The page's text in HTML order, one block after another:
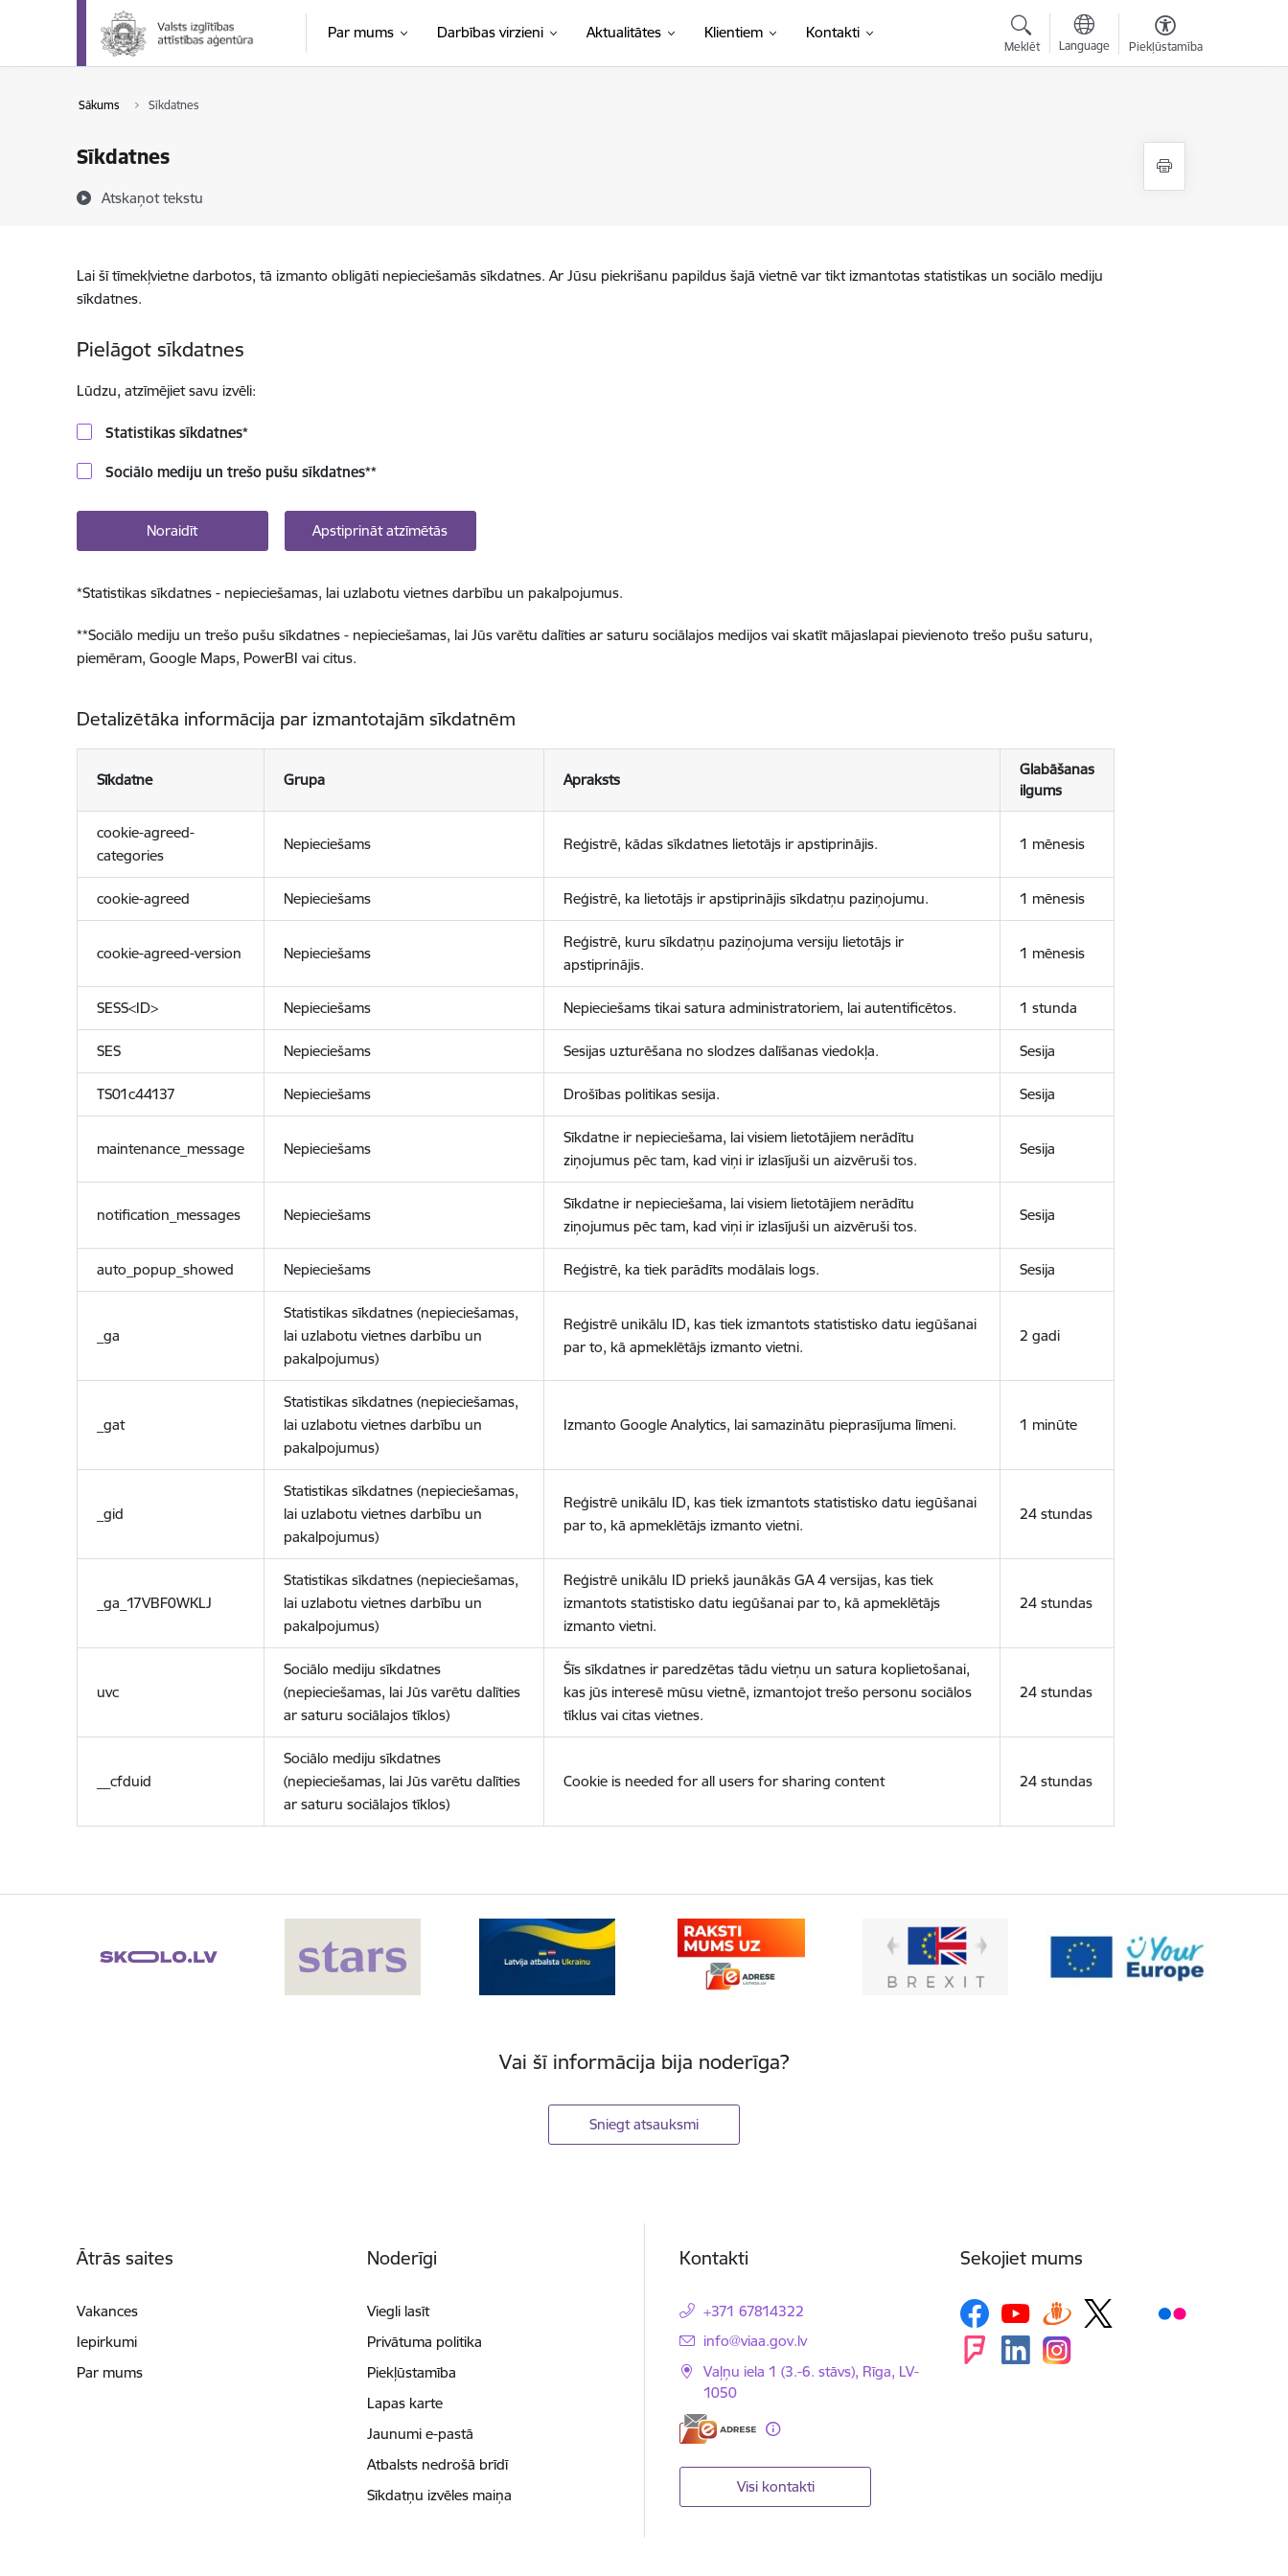
Pāriet uz lapas saturu
Par mums Darbības virzieni Aktualitātes Klientiem Kontakti
Meklēt Language Piekļūstamība
Sākums Sīkdatnes
Sīkdatnes
Atskaņot tekstu
Lai šī tīmekļvietne darbotos, tā izmanto obligāti nepieciešamās sīkdatnes. Ar Jūsu piekrišanu papildus šajā vietnē var tikt izmantotas statistikas un sociālo mediju
sīkdatnes.
Pielāgot sīkdatnes
Lūdzu, atzīmējiet savu izvēli:
Statistikas sīkdatnes*
Sociālo mediju un trešo pušu sīkdatnes**
Noraidīt Apstiprināt atzīmētās
*Statistikas sīkdatnes - nepieciešamas, lai uzlabotu vietnes darbību un pakalpojumus.
**Sociālo mediju un trešo pušu sīkdatnes - nepieciešamas, lai Jūs varētu dalīties ar saturu sociālajos medijos vai skatīt mājaslapai pievienoto trešo pušu saturu,
piemēram, Google Maps, PowerBI vai citus.
Detalizētāka informācija par izmantotajām sīkdatnēm
Sīkdatne Grupa Apraksts
Glabāšanas
ilgums
cookie-agreed-
categories
Nepieciešams Reģistrē, kādas sīkdatnes lietotājs ir apstiprinājis. 1 mēnesis
cookie-agreed Nepieciešams Reģistrē, ka lietotājs ir apstiprinājis sīkdatņu paziņojumu. 1 mēnesis
cookie-agreed-version Nepieciešams
Reģistrē, kuru sīkdatņu paziņojuma versiju lietotājs ir
apstiprinājis.
1 mēnesis
SESS<ID> Nepieciešams Nepieciešams tikai satura administratoriem, lai autentificētos. 1 stunda
SES Nepieciešams Sesijas uzturēšana no slodzes dalīšanas viedokļa. Sesija
TS01c44137 Nepieciešams Drošības politikas sesija. Sesija
maintenance_message Nepieciešams
Sīkdatne ir nepieciešama, lai visiem lietotājiem nerādītu
ziņojumus pēc tam, kad viņi ir izlasījuši un aizvēruši tos.
Sesija
notification_messages Nepieciešams
Sīkdatne ir nepieciešama, lai visiem lietotājiem nerādītu
ziņojumus pēc tam, kad viņi ir izlasījuši un aizvēruši tos.
Sesija
auto_popup_showed Nepieciešams Reģistrē, ka tiek parādīts modālais logs. Sesija
_ga
Statistikas sīkdatnes (nepieciešamas,
lai uzlabotu vietnes darbību un
pakalpojumus)
Reģistrē unikālu ID, kas tiek izmantots statistisko datu iegūšanai
par to, kā apmeklētājs izmanto vietni.
2 gadi
_gat
Statistikas sīkdatnes (nepieciešamas,
lai uzlabotu vietnes darbību un
pakalpojumus)
Izmanto Google Analytics, lai samazinātu pieprasījuma līmeni. 1 minūte
_gid
Statistikas sīkdatnes (nepieciešamas,
lai uzlabotu vietnes darbību un
pakalpojumus)
Reģistrē unikālu ID, kas tiek izmantots statistisko datu iegūšanai
par to, kā apmeklētājs izmanto vietni.
24 stundas
_ga_17VBF0WKLJ
Statistikas sīkdatnes (nepieciešamas,
lai uzlabotu vietnes darbību un
pakalpojumus)
Reģistrē unikālu ID priekš jaunākās GA 4 versijas, kas tiek
izmantots statistisko datu iegūšanai par to, kā apmeklētājs
izmanto vietni.
24 stundas
uvc
Sociālo mediju sīkdatnes
(nepieciešamas, lai Jūs varētu dalīties
ar saturu sociālajos tīklos)
Šīs sīkdatnes ir paredzētas tādu vietņu un satura koplietošanai,
kas jūs interesē mūsu vietnē, izmantojot trešo personu sociālos
tīklus vai citas vietnes.
24 stundas
__cfduid
Sociālo mediju sīkdatnes
(nepieciešamas, lai Jūs varētu dalīties
ar saturu sociālajos tīklos)
Cookie is needed for all users for sharing content 24 stundas
Vai šī informācija bija noderīga?
Sniegt atsauksmi
Ātrās saites
Vakances
Iepirkumi
Par mums
Noderīgi
Viegli lasīt
Privātuma politika
Piekļūstamība
Lapas karte
Jaunumi e-pastā
Atbalsts nedrošā brīdī
Sīkdatņu izvēles maiņa
Kontakti
+371 67814322
E-pasts:
info@viaa.gov.lv
Vaļņu iela 1 (3.-6. stāvs), Rīga, LV-
1050
Visi kontakti
Sekojiet mums